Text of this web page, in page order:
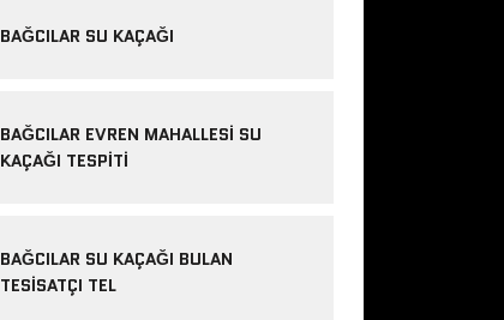
BAĞCILAR SU KAÇAĞI
BAĞCILAR EVREN MAHALLESI SU
KAÇAĞI TESPITI
BAĞCILAR SU KAÇAĞI BULAN
TESISATÇI TEL